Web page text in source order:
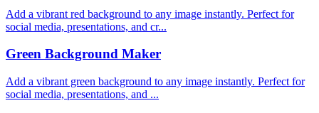
Add a vibrant red background to any image instantly. Perfect for
social media, presentations, and cr...
Green Background Maker
Add a vibrant green background to any image instantly. Perfect for
social media, presentations, and ...